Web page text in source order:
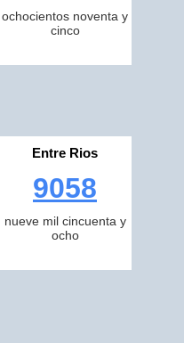
ochocientos noventa y
cinco
Entre Rios
9058
nueve mil cincuenta y
ocho